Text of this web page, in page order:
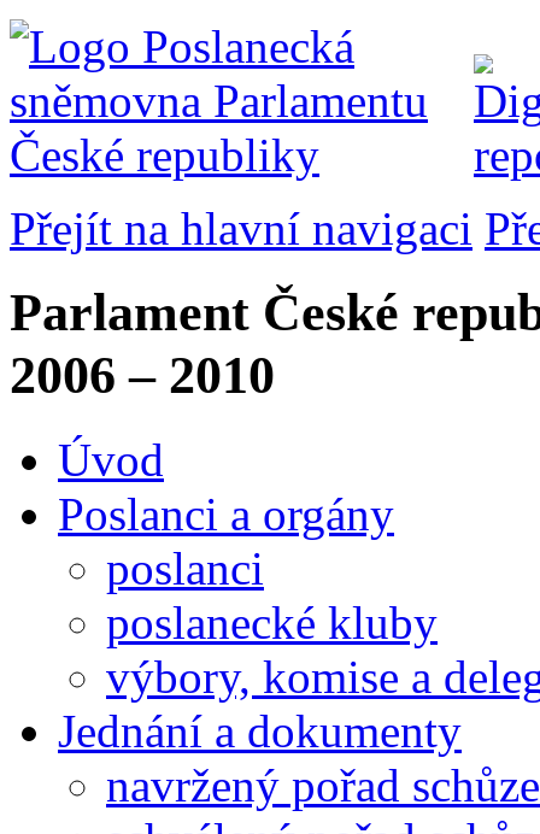
Přejít na hlavní navigaci
Parlament České
2006 – 2010
Úvod
Poslanci a orgány
poslanci
poslanecké kluby
výbory, komise a
Jednání a dokumenty
navržený pořad schůze